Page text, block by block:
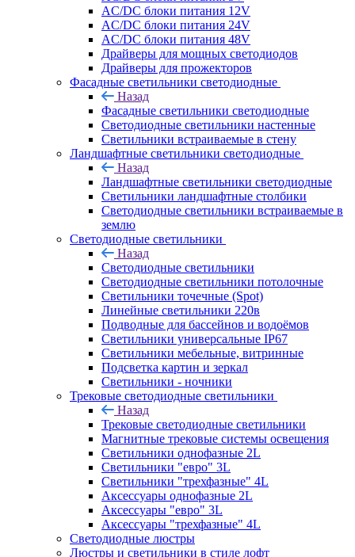
AC/DC блоки питания 12V
AC/DC блоки питания 24V
AC/DC блоки питания 48V
Драйверы для мощных светодиодов
Драйверы для прожекторов
Фасадные светильники светодиодные
Назад
Фасадные светильники светодиодные
Светодиодные светильники настенные
Светильники встраиваемые в стену
Ландшафтные светильники светодиодные
Назад
Ландшафтные светильники светодиодные
Светильники ландшафтные столбики
Светодиодные светильники встраиваемые в
землю
Светодиодные светильники
Назад
Светодиодные светильники
Светодиодные светильники потолочные
Светильники точечные (Spot)
Линейные светильники 220в
Подводные для бассейнов и водоёмов
Светильники универсальные IP67
Светильники мебельные, витринные
Подсветка картин и зеркал
Светильники - ночники
Трековые светодиодные светильники
Назад
Трековые светодиодные светильники
Магнитные трековые системы освещения
Светильники однофазные 2L
Светильники "евро" 3L
Светильники "трехфазные" 4L
Аксессуары однофазные 2L
Аксессуары "евро" 3L
Аксессуары "трехфазные" 4L
Светодиодные люстры
Люстры и светильники в стиле лофт